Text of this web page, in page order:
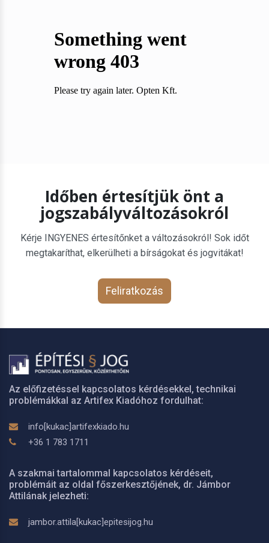
Időben értesítjük önt a
jogszabályváltozásokról
Kérje INGYENES értesítőnket a változásokról! Sok időt
megtakaríthat, elkerülheti a bírságokat és jogvitákat!
Feliratkozás
Az előfizetéssel kapcsolatos kérdésekkel, technikai
problémákkal az Artifex Kiadóhoz fordulhat:
info[kukac]artifexkiado.hu
+36 1 783 1711
A szakmai tartalommal kapcsolatos kérdéseit,
problémáit az oldal főszerkesztőjének, dr. Jámbor
Attilának jelezheti:
jambor.attila[kukac]epitesijog.hu